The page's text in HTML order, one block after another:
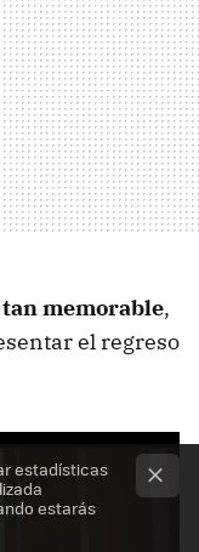
tan memorable,
el regreso
estadísticas
estarás